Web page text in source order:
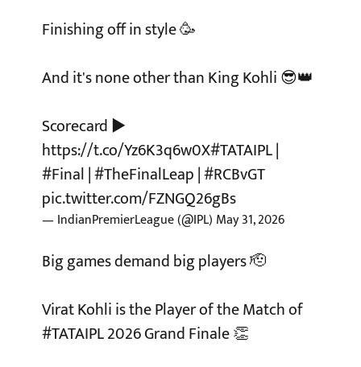
Finishing off in style 🥳
And it's none other than King Kohli 😎👑
Scorecard ▶️
https://t.co/Yz6K3q6w0X#TATAIPL|
#Final|#TheFinalLeap|#RCBvGT
pic.twitter.com/FZNGQ26gBs
— IndianPremierLeague (@IPL) May 31, 2026
Big games demand big players 🫡
Virat Kohli is the Player of the Match of
#TATAIPL2026 Grand Finale 👏